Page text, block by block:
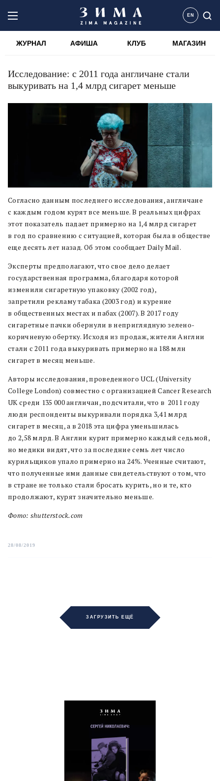
EN
ЖУРНАЛ АФИША КЛУБ МАГАЗИН
Исследование: с 2011 года англичане стали
выкуривать на 1,4 млрд сигарет меньше
Согласно данным последнего исследования, англичане
с каждым годом курят все меньше. В реальных цифрах
этот показатель падает примерно на 1,4 млрд сигарет
в год по сравнению с ситуацией, которая была в обществе
еще десять лет назад. Об этом сообщает Daily Mail.
Эксперты предполагают, что свое дело делает
государственная программа, благодаря которой
изменили сигаретную упаковку (2002 год),
запретили рекламу табака (2003 год) и курение
в общественных местах и пабах (2007). В 2017 году
сигаретные пачки обернули в неприглядную зелено-
коричневую обертку. Исходя из продаж, жители Англии
стали с 2011 года выкуривать примерно на 188 млн
сигарет в месяц меньше.
Авторы исследования, проведенного UCL (University
College London) совместно с организацией Cancer Research
UK среди 135 000 англичан, подсчитали, что в 2011 году
люди респонденты выкуривали порядка 3,41 млрд
сигарет в месяц, а в 2018 эта цифра уменьшилась
до 2,58 млрд. В Англии курит примерно каждый седьмой,
но медики видят, что за последние семь лет число
курильщиков упало примерно на 24%. Ученные считают,
что полученные ими данные свидетельствуют о том, что
в стране не только стали бросать курить, но и те, кто
продолжают, курят значительно меньше.
Фото: shutterstock.com
28/08/2019
ЗАГРУЗИТЬ ЕЩЁ